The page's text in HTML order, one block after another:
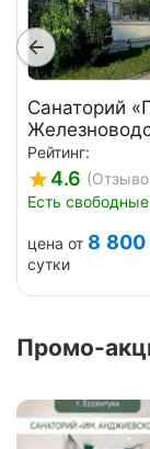
Санаторий
Рейтинг:
4.6
Есть
цена от 8 800
сутки
Промо-